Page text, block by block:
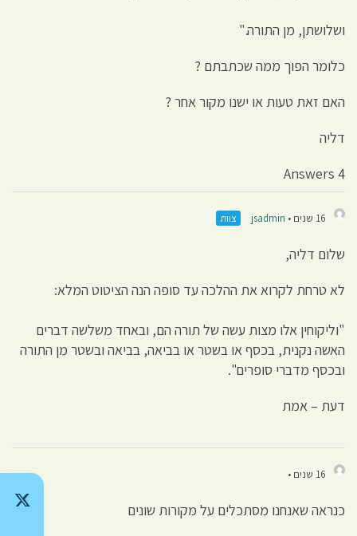
ושלושתן, מן התורה."
כלומר הפוך ממה שכתבתם ?
האם זאת טעות או ישנו מקור אחר ?
דליה
4 Answers
16 שנים • jsadmin צוות
שלום דליה,
לא טרחת לקרוא את ההלכה עד סופה הנה הציטוט המלא:
"וליקוחין אלו מצות עשה של תורה הם, ובאחד משלשה דברים
האשה נקנית, בכסף או בשטר או בביאה, בביאה ובשטר מן התורה
ובכסף מדברי סופרים".
דעת – אמת
16 שנים •
כנראה שאנחנו מסתכלים על מקורות שונים